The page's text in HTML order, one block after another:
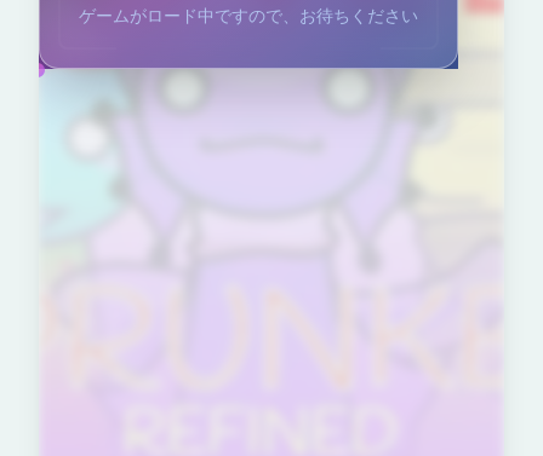
ゲームがロード中ですので、お待ちください